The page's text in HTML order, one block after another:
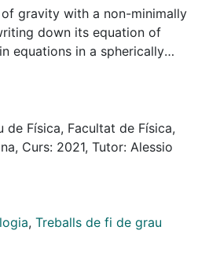
gravity with a non-minimally
down its equation of
equations in a spherically
Bondi (LTB) metric. This
the “Hubble tension”
of the Hubble
or CMB. In particular,
provide the necessary
of the scalar ﬁeld and its local
described here by the
de Física, Facultat de Física,
Curs: 2021, Tutor: Alessio
, Treballs de fi de grau